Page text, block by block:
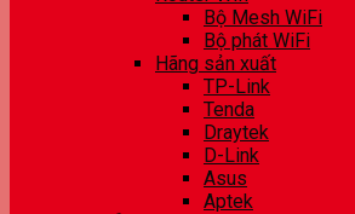
Bộ Mesh WiFi
Bộ phát WiFi
Hãng sản xuất
TP-Link
Tenda
Draytek
D-Link
Asus
Aptek